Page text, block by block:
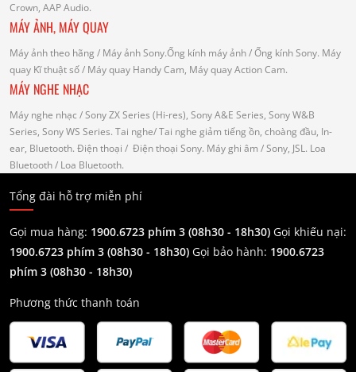
Crown, AAP Audio.
MÁY ẢNH, MÁY QUAY
Máy ảnh theo hãng / Máy ảnh Sony.Ống kính máy ảnh / Ống kính Sony. Máy
quay Kĩ thuật số/ Máy quay Handy Cam, Máy quay Action Cam.
MÁY NGHE NHẠC
Máy nghe nhạc / Sony ZX Series (Hi-res), Sony A&E Series, Sony W&B
Series, Sony WS Series. Tai nghe/ Tai nghe giảm tiếng ồn, choàng đầu, In-
ear, Bluetooth. Điện thoại / Điện thoại Sony. Máy ghi âm / Sony, JSL. Loa
Bluetooth/ Loa Bluetooth.
Tổng đài hỗ trợ miễn phí
Gọi mua hàng: 1900.6723 phím 3 (08h30 - 18h30) Gọi khiếu nại:
1900.6723 phím 3 (08h30 - 18h30) Gọi bảo hành: 1900.6723
phím 3 (08h30 - 18h30)
Phương thức thanh toán